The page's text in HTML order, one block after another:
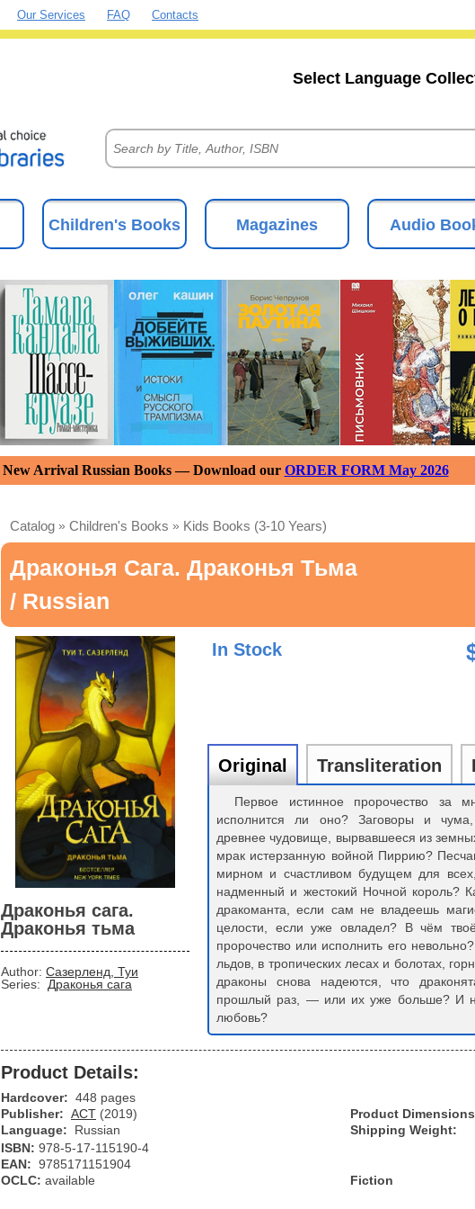
Our Services FAQ Contacts
Select Language
Children's Books Magazines Audio
New Arrival Russian Books — Download our ORDER FORM May 2026
Catalog » Children's Books » Kids Books (3-10 Years)
Драконья Сага. Драконья Тьма
/ Russian
Драконья сага.
Драконья тьма
Author: Сазерленд, Туи
Series:
Драконья сага
In Stock
Original Transliteration
Первое истинное пророчество за
исполнится ли оно? Заговоры и чума,
древнее чудовище, вырвавшееся из
мрак истерзанную войной Пиррию?
мирном и счастливом будущем для
надменный и жестокий Ночной король?
дракоманта, если сам не владеешь
целости, если уже овладел? В чём
пророчество или исполнить его
льдов, в тропических лесах и болотах,
драконы снова надеются, что
прошлый раз, — или их уже больше? И
любовь?
Product Details:
Hardcover: 448 pages
Publisher: АСТ (2019)
Language:
Russian
Product
Shipping Weight:
ISBN: 978-5-17-115190-4
EAN: 9785171151904
OCLC: available Fiction